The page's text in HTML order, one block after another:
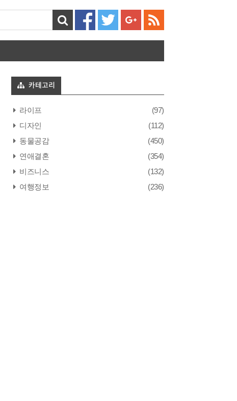
카테고리
라이프
(97)
디자인
(112)
동물공감
(450)
연애결혼
(354)
비즈니스
(132)
여행정보
(236)